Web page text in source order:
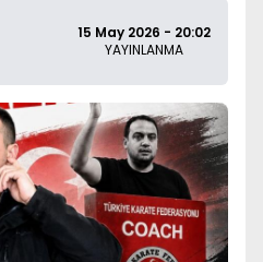
15 May 2026 - 20:02
YAYINLANMA